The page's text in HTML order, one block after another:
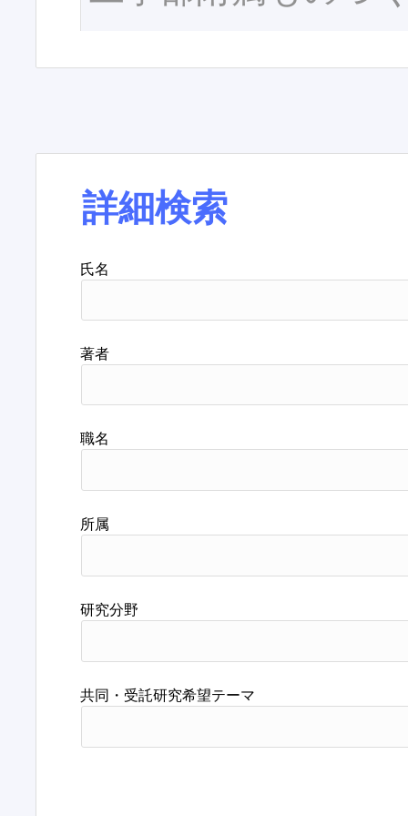
詳細検索
氏名
著者
職名
所属
研究分野
共同・受託研究希望テーマ